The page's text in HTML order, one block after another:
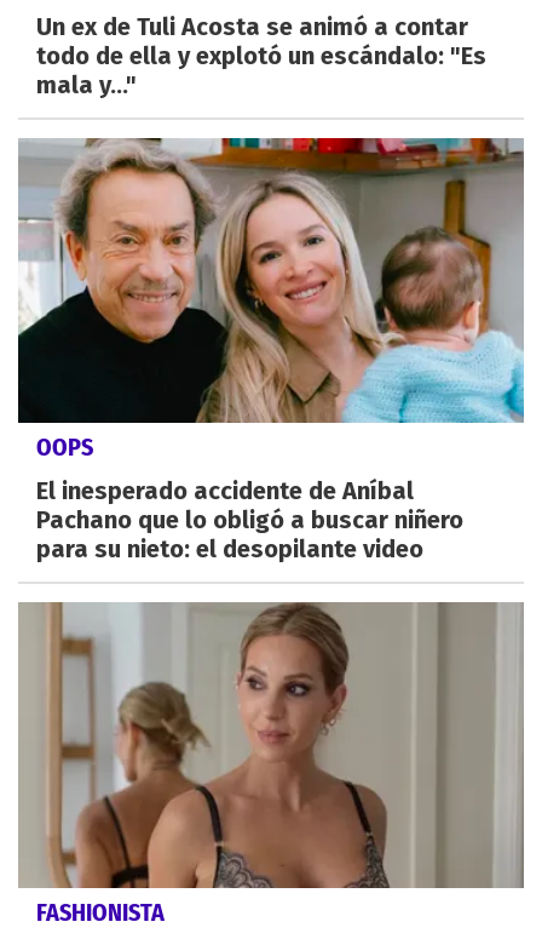
Un ex de Tuli Acosta se animó a contar
todo de ella y explotó un escándalo: "Es
mala y..."
OOPS
El inesperado accidente de Aníbal
Pachano que lo obligó a buscar niñero
para su nieto: el desopilante video
FASHIONISTA